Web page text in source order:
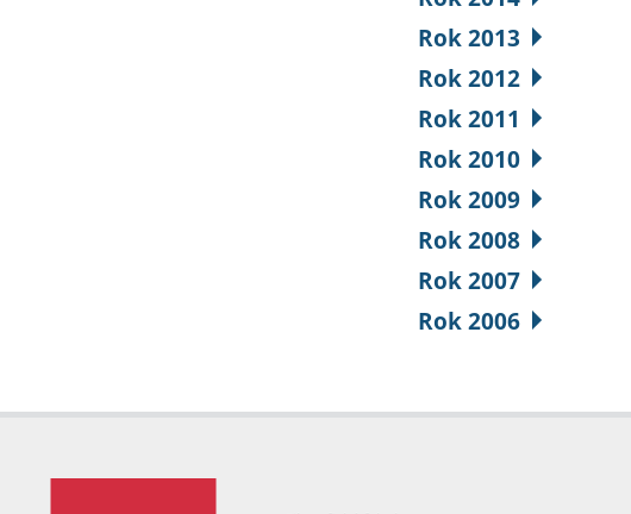
Rok 2013
Rok 2012
Rok 2011
Rok 2010
Rok 2009
Rok 2008
Rok 2007
Rok 2006